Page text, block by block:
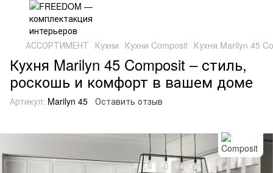
АССОРТИМЕНТ Кухни Кухни Composit Кухня Marilyn 45
Кухня Marilyn 45 Composit – стиль,
роскошь и комфорт в вашем доме
Артикул: Marilyn 45 Оставить отзыв